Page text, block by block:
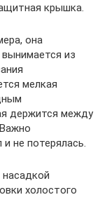
крышка.
она
из
мелкая
держится между
не потерялась.
холостого